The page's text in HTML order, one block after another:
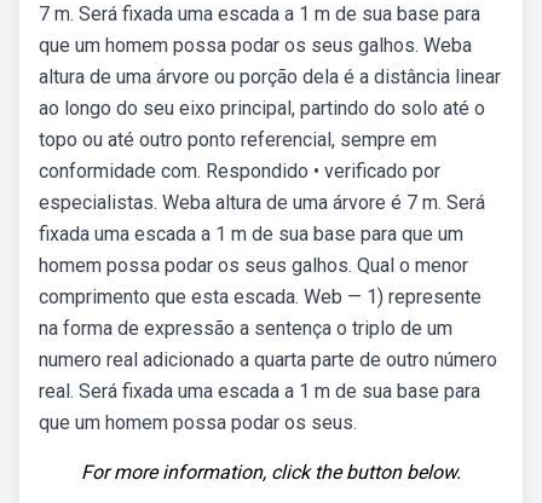
7 m. Será fixada uma escada a 1 m de sua base para
que um homem possa podar os seus galhos. Weba
altura de uma árvore ou porção dela é a distância linear
ao longo do seu eixo principal, partindo do solo até o
topo ou até outro ponto referencial, sempre em
conformidade com. Respondido • verificado por
especialistas. Weba altura de uma árvore é 7 m. Será
fixada uma escada a 1 m de sua base para que um
homem possa podar os seus galhos. Qual o menor
comprimento que esta escada. Web — 1) represente
na forma de expressão a sentença o triplo de um
numero real adicionado a quarta parte de outro número
real. Será fixada uma escada a 1 m de sua base para
que um homem possa podar os seus.
For more information, click the button below.